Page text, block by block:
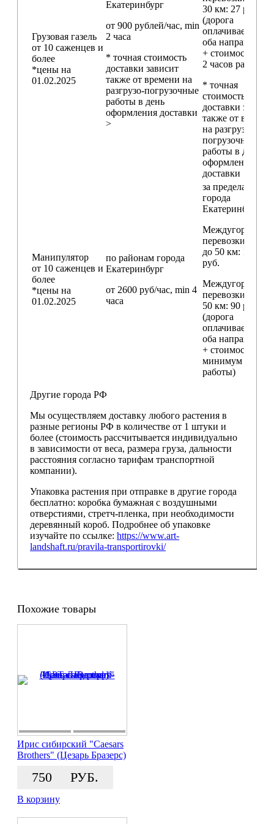
Грузовая газель
от 10 саженцев и
более
*цены на
01.02.2025
Екатеринбург
от 900 рублей/час, min
2 часа
* точная стоимость
доставки зависит
также от времени на
разгрузо-погрузочные
работы в день
оформления доставки
>
30 км: 27 руб./км
(дорога
оплачивается в
оба направления
+ стоимость min
2 часов работы)
* точная
стоимость
доставки
также от
на разгрузо-
погрузочные
работы в день
оформления
доставки
Манипулятор
от 10 саженцев и
более
*цены на
01.02.2025
по районам города
Екатеринбург
от 2600 руб/час, min 4
часа
за пределами
города
Екатеринбург
Междугородние
перевозки
до 50 км: 18 000
руб.
Междугородние
перевозки
50 км: 90 руб./км
(дорога
оплачивается в
оба направления
+ стоимость
минимум 4
работы)
Другие города РФ
Мы осуществляем доставку любого растения в
разные регионы РФ в количестве от 1 штуки и
более (стоимость рассчитывается индивидуально
в зависимости от веса, размера груза, дальности
расстояния согласно тарифам транспортной
компании).
Упаковка растения при отправке в другие города
бесплатно: коробка бумажная с воздушными
отверстиями, стретч-пленка, при необходимости
деревянный короб. Подробнее об упаковке
изучайте по ссылке: https://www.art-
landshaft.ru/pravila-transportirovki/
Похожие товары
Ирис сибирский "Caesars
Brothers" (Цезарь Бразерс)
750 РУБ.
В корзину